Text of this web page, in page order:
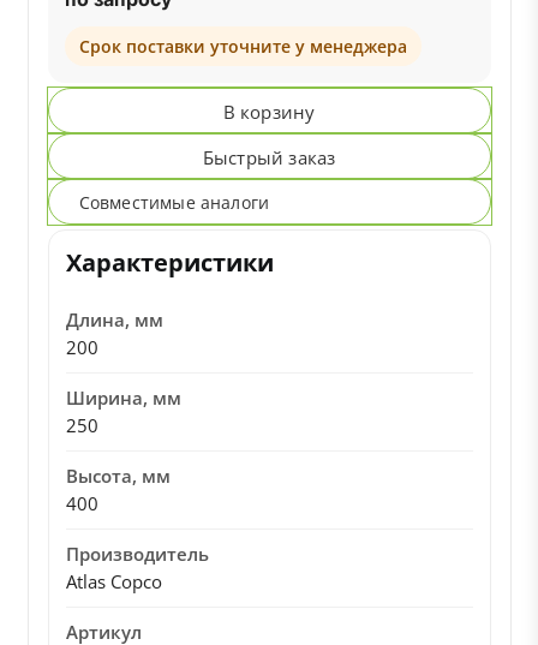
Срок поставки уточните у менеджера
В корзину
Быстрый заказ
Совместимые аналоги
Характеристики
Длина, мм
200
Ширина, мм
250
Высота, мм
400
Производитель
Atlas Copco
Артикул